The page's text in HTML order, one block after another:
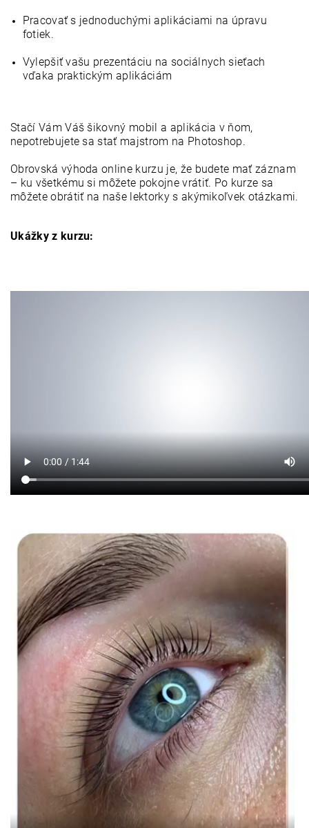
Pracovať s jednoduchými aplikáciami na úpravu
fotiek.
Vylepšiť vašu prezentáciu na sociálnych sieťach
vďaka praktickým aplikáciám
Stačí Vám Váš šikovný mobil a aplikácia v ňom,
nepotrebujete sa stať majstrom na Photoshop.
Obrovská výhoda online kurzu je, že budete mať záznam
– ku všetkému si môžete pokojne vrátiť. Po kurze sa
môžete obrátiť na naše lektorky s akýmikoľvek otázkami.
Ukážky z kurzu: